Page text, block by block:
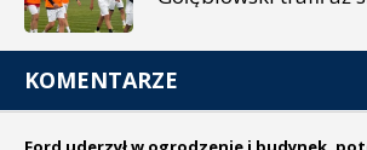
KOMENTARZE